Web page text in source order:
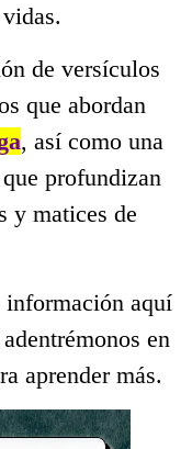
de versículos
que abordan
, así como una
profundizan
y matices de
información aquí
en
aprender más.